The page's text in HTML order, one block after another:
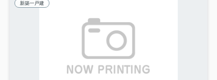
新築一戸建